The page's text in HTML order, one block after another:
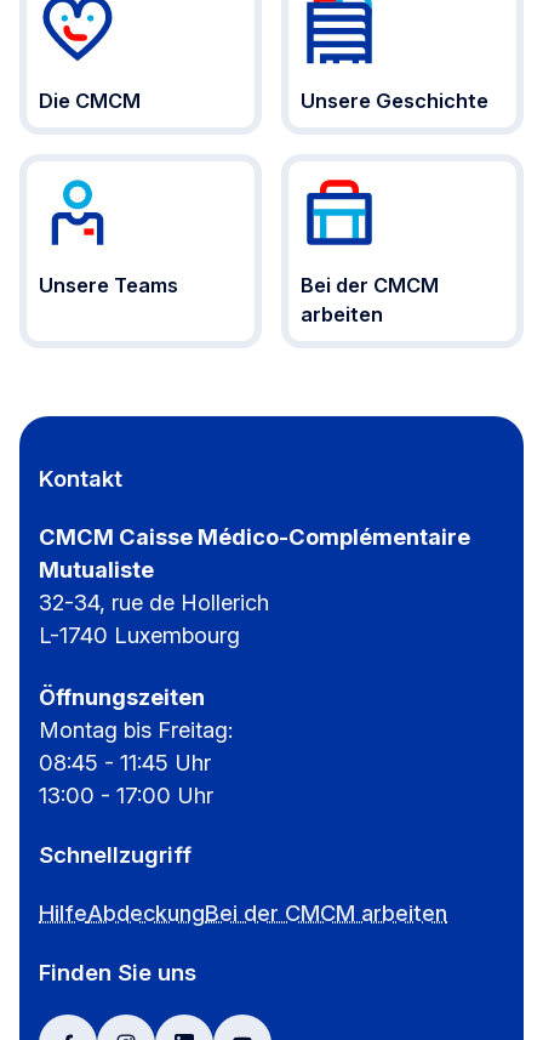
Die CMCM Unsere Geschichte
Unsere Teams
Bei der CMCM
arbeiten
Kontakt
CMCM Caisse Médico-Complémentaire
Mutualiste
32-34, rue de Hollerich
L-1740 Luxembourg
Öffnungszeiten
Montag bis Freitag:
08:45 - 11:45 Uhr
13:00 - 17:00 Uhr
Schnellzugriff
HilfeAbdeckungBei der CMCM arbeiten
Finden Sie uns